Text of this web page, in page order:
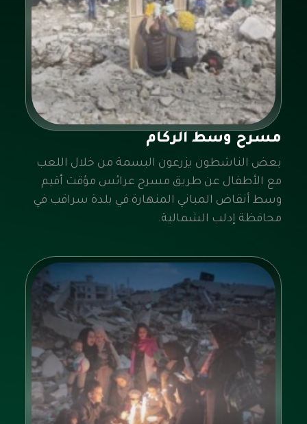
مسرح وسط الركام
بعض الناشطون يزرعون البسمة من خلال اللعب
مع الأطفال عن طريق مسرح عرائس مؤقت أقيم
وسط أنقاض المباني المنهارة في بلدة سراقب في
محافظة إدلب الشمالية.